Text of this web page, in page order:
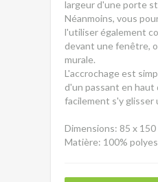
largeur d'une porte
Néanmoins, vous
l'utiliser également
devant une fenêtre,
murale.
L'accrochage est
d'un passant en haut
facilement s'y glisser
Dimensions: 85 x 150
Matière: 100%